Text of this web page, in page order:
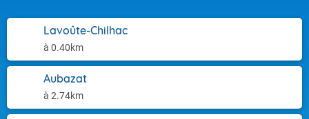
Lavoûte-Chilhac
à 0.40km
Aubazat
à 2.74km